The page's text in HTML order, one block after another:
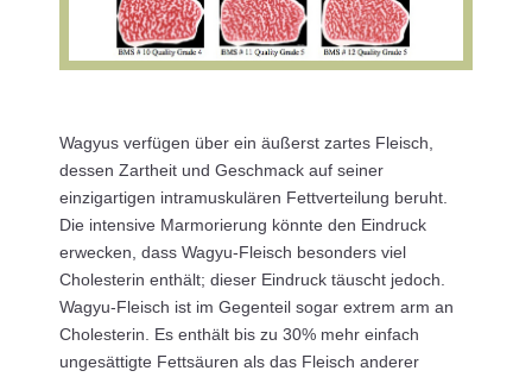
Wagyus verfügen über ein äußerst zartes Fleisch,
dessen Zartheit und Geschmack auf seiner
einzigartigen intramuskulären Fettverteilung beruht.
Die intensive Marmorierung könnte den Eindruck
erwecken, dass Wagyu-Fleisch besonders viel
Cholesterin enthält; dieser Eindruck täuscht jedoch.
Wagyu-Fleisch ist im Gegenteil sogar extrem arm an
Cholesterin. Es enthält bis zu 30% mehr einfach
ungesättigte Fettsäuren als das Fleisch anderer